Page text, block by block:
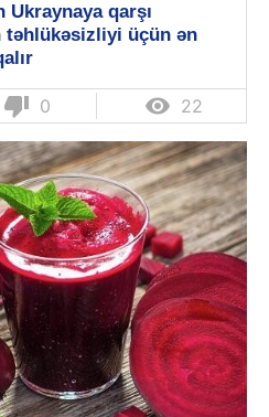
Ukraynaya qarşı
təhlükəsizliyi üçün ən
thumb_down 0  22